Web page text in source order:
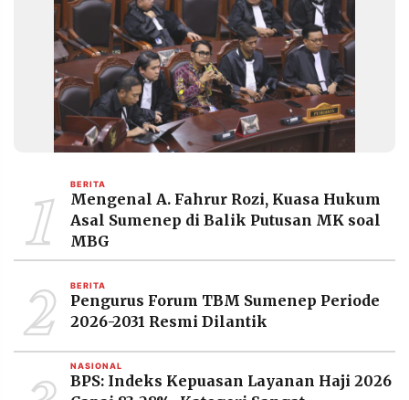
1 BERITA
Mengenal A. Fahrur Rozi, Kuasa Hukum
Asal Sumenep di Balik Putusan MK soal
MBG
2 BERITA
Pengurus Forum TBM Sumenep Periode
2026-2031 Resmi Dilantik
NASIONAL
BPS: Indeks Kepuasan Layanan Haji 2026